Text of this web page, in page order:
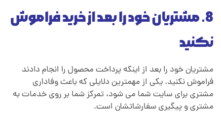
8. مشتریان خود را بعد از خرید فراموش
نکنید
مشتریان خود را بعد از اینکه پرداخت محصول را انجام دادند
فراموش نکنید. یکی از مهمترین دلایلی که باعث وفاداری
مشتری برای سایت شما می شود، تمرکز شما بر روی خدمات به
مشتری و پیگیری سفارشاتشان است.